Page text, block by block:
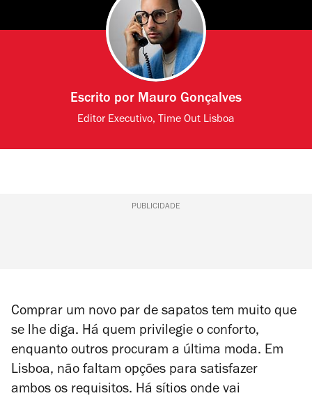
Escrito por Mauro Gonçalves
Editor Executivo, Time Out Lisboa
PUBLICIDADE
Comprar um novo par de sapatos tem muito que
se lhe diga. Há quem privilegie o conforto,
enquanto outros procuram a última moda. Em
Lisboa, não faltam opções para satisfazer
ambos os requisitos. Há sítios onde vai